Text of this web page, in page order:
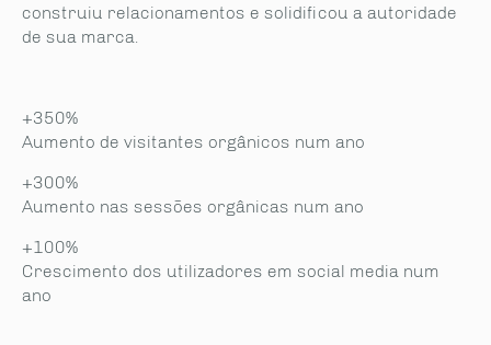
construiu relacionamentos e solidificou a autoridade
de sua marca.
+350%
Aumento de visitantes orgânicos num ano
+300%
Aumento nas sessões orgânicas num ano
+100%
Crescimento dos utilizadores em social media num
ano